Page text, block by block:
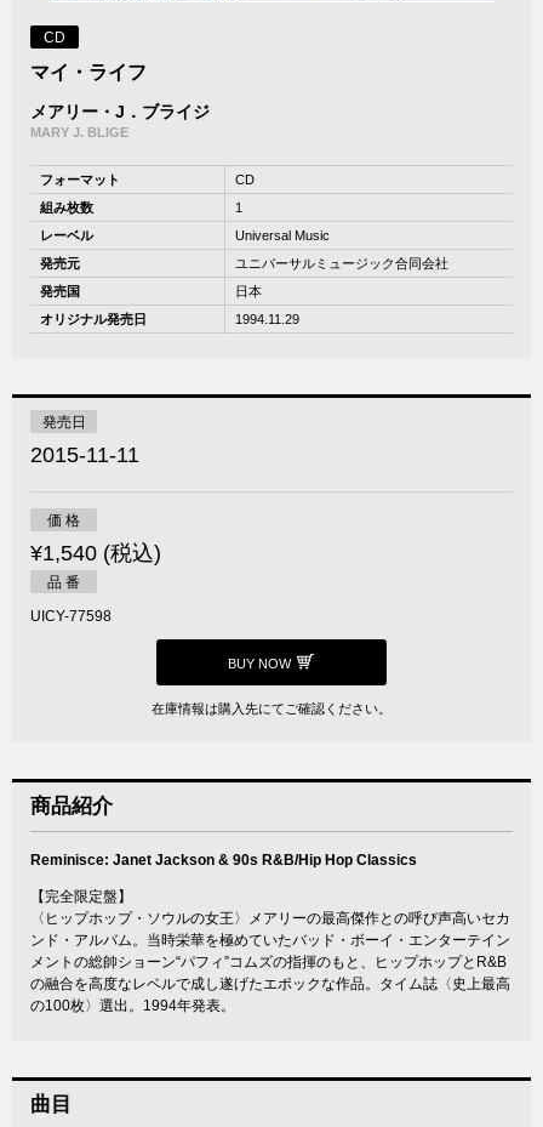
CD
マイ・ライフ
メアリー・J．ブライジ
MARY J. BLIGE
フォーマット
CD
組み枚数
1
レーベル
Universal Music
発売元
ユニバーサルミュージック合同会社
発売国
日本
オリジナル発売日
1994.11.29
発売日
2015-11-11
価 格
¥1,540 (税込)
品 番
UICY-77598
BUY NOW
在庫情報は購入先にてご確認ください。
商品紹介
Reminisce: Janet Jackson & 90s R&B/Hip Hop Classics
【完全限定盤】
〈ヒップホップ・ソウルの女王〉メアリーの最高傑作との呼び声高いセカ
ンド・アルバム。当時栄華を極めていたバッド・ボーイ・エンターテイン
メントの総帥ショーン“パフィ”コムズの指揮のもと、ヒップホップとR&B
の融合を高度なレベルで成し遂げたエポックな作品。タイム誌〈史上最高
の100枚〉選出。1994年発表。
曲目